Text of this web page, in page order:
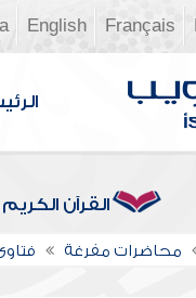
Français
English
القرآن الكريم
محاضرات مفرغة